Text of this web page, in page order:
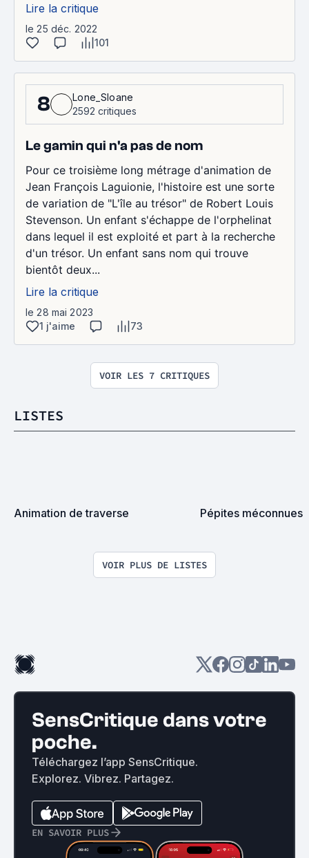
Lire la critique
le 25 déc. 2022
101
8
Lone_Sloane
2592 critiques
Le gamin qui n'a pas de nom
Pour ce troisième long métrage d'animation de
Jean François Laguionie, l'histoire est une sorte
de variation de "L'île au trésor" de Robert Louis
Stevenson. Un enfant s'échappe de l'orphelinat
dans lequel il est exploité et part à la recherche
d'un trésor. Un enfant sans nom qui trouve
bientôt deux...
Lire la critique
le 28 mai 2023
1 j'aime
73
VOIR LES 7 CRITIQUES
LISTES
Animation de traverse Pépites méconnues
VOIR PLUS DE LISTES
SensCritique dans votre
poche.
Téléchargez l’app SensCritique.
Explorez. Vibrez. Partagez.
EN SAVOIR PLUS